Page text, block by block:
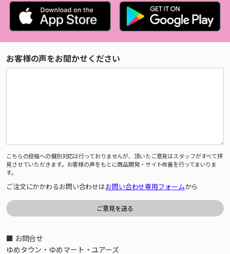
お客様の声をお聞かせください
こちらの投稿への個別対応は行っておりませんが、頂いたご意見はスタッフがすべて拝
見させていただきます。お客様の声をもとに商品開発・サイト改善を行ってまいりま
す。
ご注文にかかわるお問い合わせはお問い合わせ専用フォームから
■ お問合せ
ゆめタウン・ゆめマート・ユアーズ